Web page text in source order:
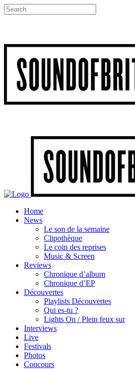
Home
News
Le son de la semaine
Clipothèque
Le coin des reprises
Music & Screen
Reviews
Chronique d’album
Chronique d’EP
Découvertes
Playlists Découvertes
Qui es-tu ?
Lights On / Plein feux sur
Interviews
Live
Festivals
Photos
Concours